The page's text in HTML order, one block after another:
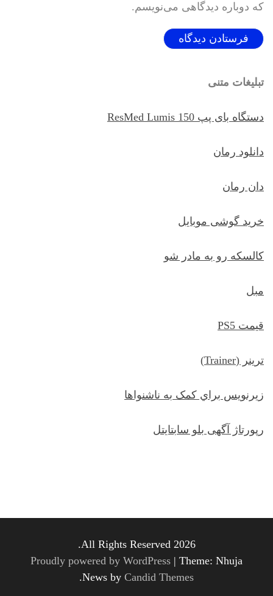
که دوباره دیدگاهی می‌نویسم.
تبلیغات متنی
دستگاه بای پپ ResMed Lumis 150
دانلود رمان
دان رمان
خرید گوشی موبایل
کالسکه رو به مادر شو
مبل
قیمت PS5
ترينر (Trainer)
زيرنويس براي کمک به ناشنواها
رپورتاژ آگهی بلو سابتایتل
All Rights Reserved 2026.
Proudly powered by WordPress | Theme: Nhuja
News by Candid Themes
.